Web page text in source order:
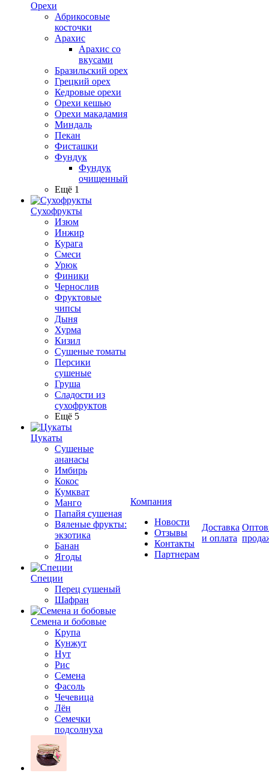
Орехи
Абрикосовые
косточки
Арахис
Арахис со
вкусами
Бразильский орех
Грецкий орех
Кедровые орехи
Орехи кешью
Орехи макадамия
Миндаль
Пекан
Фисташки
Фундук
Фундук
очищенный
Ещё 1
Сухофрукты
Изюм
Инжир
Курага
Смеси
Урюк
Финики
Чернослив
Фруктовые
чипсы
Дыня
Хурма
Кизил
Сушеные томаты
Персики
сушеные
Груша
Сладости из
сухофруктов
Ещё 5
Цукаты
Cушеные
ананасы
Имбирь
Кокос
Кумкват
Манго
Папайя сушеная
Вяленые фрукты:
экзотика
Банан
Ягоды
Специи
Перец сушеный
Шафран
Семена и бобовые
Крупа
Кунжут
Нут
Рис
Семена
Фасоль
Чечевица
Лён
Семечки
подсолнуха
Компания
Новости
Отзывы
Контакты
Партнерам
Доставка
и оплата